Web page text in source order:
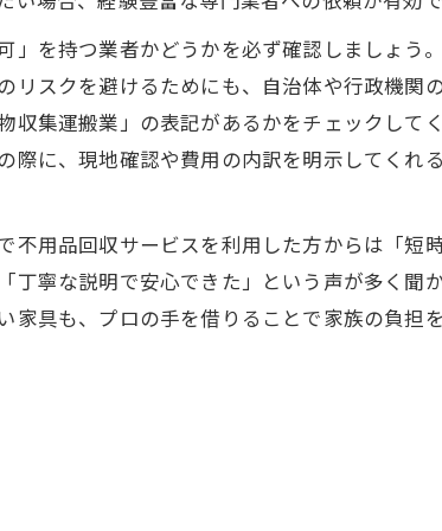
費用を安く抑える工夫
節約のポイント
の比較による節約術
費用差を理解しよう
ス活用術を紹介
収業者の選び方
者を見極める方法
のチェックポイント
業者を選ぶメリット
実績を確認しよう
ービスの特徴とは
悩む方への提案
スムーズに進めるコツ
」を持つ業者かどうかを必ず確認しましょう
リスクを避けるためにも、自治体や行政機関
収集運搬業」の表記があるかをチェックして
際に、現地確認や費用の内訳を明示してくれ
不用品回収サービスを利用した方からは「短
丁寧な説明で安心できた」という声が多く聞
家具も、プロの手を借りることで家族の負担